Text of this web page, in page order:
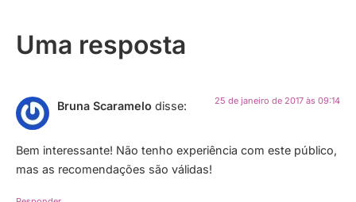
Uma resposta
Bruna Scaramelo disse: 25 de janeiro de 2017 às 09:14
Bem interessante! Não tenho experiência com este público,
mas as recomendações são válidas!